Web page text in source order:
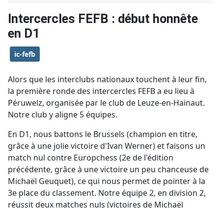
Intercercles FEFB : début honnête
en D1
ic-fefb
Alors que les interclubs nationaux touchent à leur fin,
la première ronde des intercercles FEFB a eu lieu à
Péruwelz, organisée par le club de Leuze-en-Hainaut.
Notre club y aligne 5 équipes.
En D1, nous battons le Brussels (champion en titre,
grâce à une jolie victoire d'Ivan Werner) et faisons un
match nul contre Europchess (2e de l'édition
précédente, grâce à une victoire un peu chanceuse de
Michaël Geuquet), ce qui nous permet de pointer à la
3e place du classement. Notre équipe 2, en division 2,
réussit deux matches nuls (victoires de Michaël